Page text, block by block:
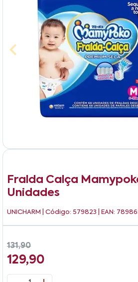
Fralda Calça
Unidades
UNICHARM | Código: 579823 | EAN:
131,90
129,90